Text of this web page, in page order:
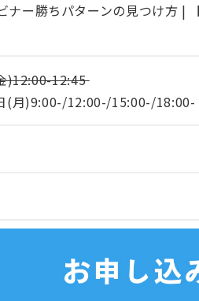
ナー勝ちパターンの見つけ方
)12:00-12:45
(月)9:00-/12:00-/15:00-/18:00-